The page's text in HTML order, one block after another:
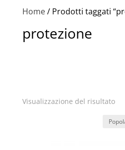
Home/ Prodotti taggati
protezione
Visualizzazione del risultato